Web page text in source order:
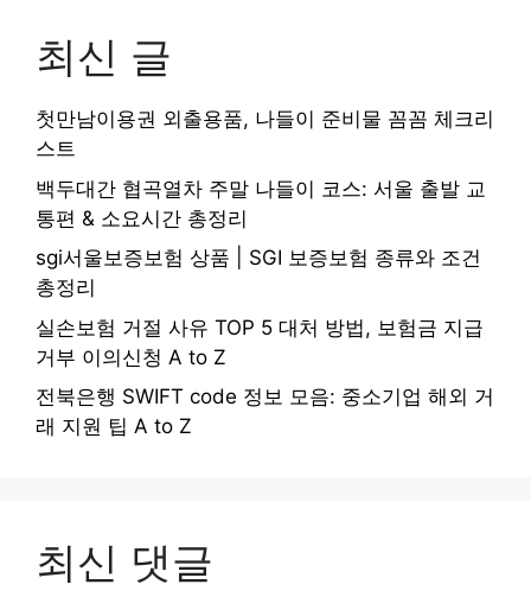
최신 글
첫만남이용권 외출용품, 나들이 준비물 꼼꼼 체크리
스트
백두대간 협곡열차 주말 나들이 코스: 서울 출발 교
통편 & 소요시간 총정리
sgi서울보증보험 상품 | SGI 보증보험 종류와 조건
총정리
실손보험 거절 사유 TOP 5 대처 방법, 보험금 지급
거부 이의신청 A to Z
전북은행 SWIFT code 정보 모음: 중소기업 해외 거
래 지원 팁 A to Z
최신 댓글